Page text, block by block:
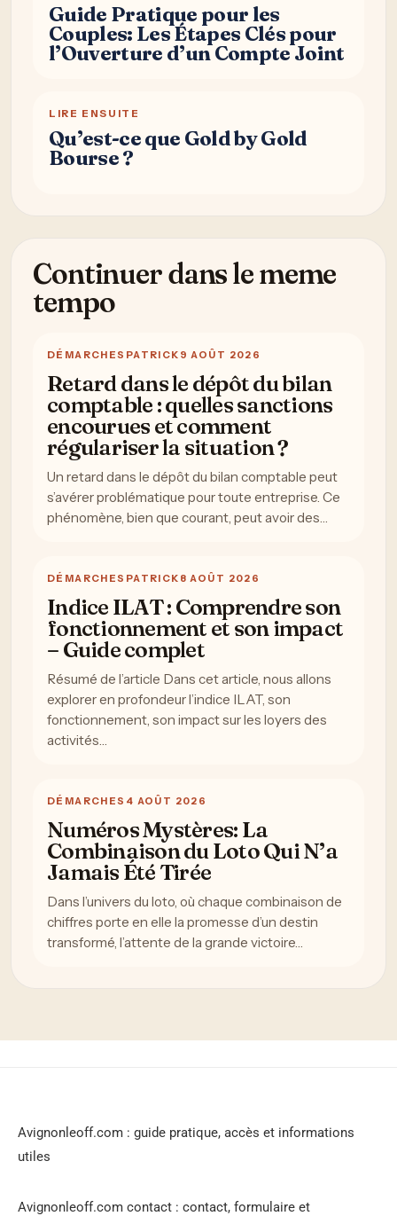
Guide Pratique pour les
Couples: Les Étapes Clés pour
l’Ouverture d’un Compte Joint
LIRE ENSUITE
Qu’est-ce que Gold by Gold
Bourse ?
Continuer dans le meme
tempo
DÉMARCHES PATRICK 9 AOÛT 2026
Retard dans le dépôt du bilan
comptable : quelles sanctions
encourues et comment
régulariser la situation ?
Un retard dans le dépôt du bilan comptable peut
s’avérer problématique pour toute entreprise. Ce
phénomène, bien que courant, peut avoir des…
DÉMARCHES PATRICK 8 AOÛT 2026
Indice ILAT : Comprendre son
fonctionnement et son impact
– Guide complet
Résumé de l’article Dans cet article, nous allons
explorer en profondeur l’indice ILAT, son
fonctionnement, son impact sur les loyers des
activités…
DÉMARCHES 4 AOÛT 2026
Numéros Mystères: La
Combinaison du Loto Qui N’a
Jamais Été Tirée
Dans l’univers du loto, où chaque combinaison de
chiffres porte en elle la promesse d’un destin
transformé, l’attente de la grande victoire…
Avignonleoff.com : guide pratique, accès et informations
utiles
Avignonleoff.com contact : contact, formulaire et